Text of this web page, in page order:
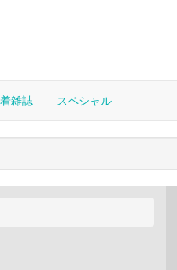
雑誌 スペシャル